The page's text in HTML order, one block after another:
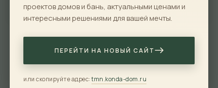
проектов домов и бань, актуальными ценами и
интересными решениями для вашей мечты.
ПЕРЕЙТИ НА НОВЫЙ САЙТ
или скопируйте адрес:tmn.konda-dom.ru
Показать Сбросить